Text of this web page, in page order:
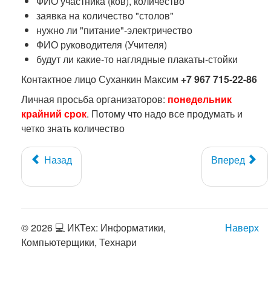
заявка на количество "столов"
нужно ли "питание"-электричество
ФИО руководителя (Учителя)
будут ли какие-то наглядные плакаты-стойки
Контактное лицо Суханкин Максим +7 967 715-22-86
Личная просьба организаторов: понедельник
крайний срок. Потому что надо все продумать и
четко знать количество
Назад Вперед
Наверх
© 2026 💻 ИКТех: Информатики,
Компьютерщики, Технари